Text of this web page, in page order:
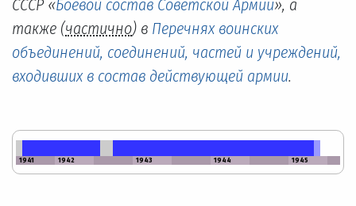
СССР «Боевой состав Советской Армии», а
также (частично) в Перечнях воинских
объединений, соединений, частей и учреждений,
входивших в состав действующей армии.
1941 1942 1943 1944 1945